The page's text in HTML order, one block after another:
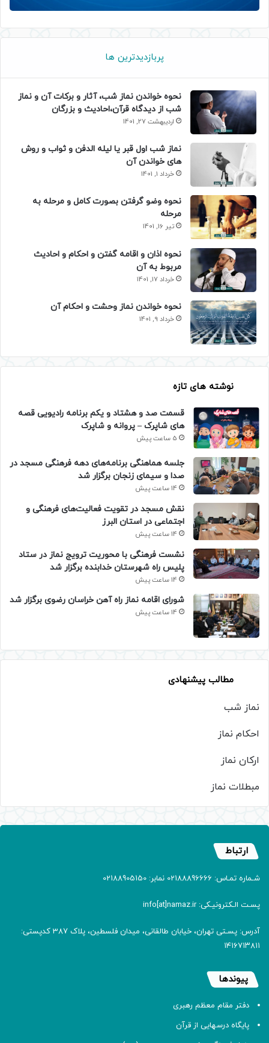
پربازدیدترین ها
نحوه خواندن نماز شب، آثار و برکات آن و نماز
شب از دیدگاه قرآن،احادیث و بزرگان
اردیبهشت 27, 1401
نماز شب اول قبر یا لیله الدفن و ثواب و روش
های خواندن آن
خرداد 1, 1401
نحوه وضو گرفتن بصورت کامل و مرحله به
مرحله
تیر 16, 1401
نحوه اذان و اقامه گفتن و احکام و احادیث
مربوط به آن
خرداد 17, 1401
نحوه خواندن نماز وحشت و احکام آن
خرداد 9, 1401
نوشته های تازه
قسمت صد و هشتاد و یکم برنامه رادیویی قصه
های شاپرک – پروانه و شاپرک
5 ساعت پیش
جلسه هماهنگی برنامه‌های دهه فرهنگی مسجد در
صدا و سیمای زنجان برگزار شد
14 ساعت پیش
نقش مسجد در تقویت فعالیت‌های فرهنگی و
اجتماعی در استان البرز
14 ساعت پیش
نشست فرهنگی با محوریت ترویج نماز در ستاد
پلیس راه شهرستان خدابنده برگزار شد
14 ساعت پیش
شورای اقامه نماز راه آهن خراسان رضوی برگزار شد
14 ساعت پیش
مطالب پیشنهادی
نماز شب
احکام نماز
ارکان نماز
مبطلات نماز
ارتباط
شـماره تمـاس: 02188896666 نمابر: 02188905150
پسـت الـکترونیـکی: info[at]namaz.ir
آدرس: پسـتی تهران، خیابان طالقانی، میدان فلسطین، پلاک 387 کدپستی:
۱۴۱۶۷۱۳۸۱۱
پیوندها
دفتر مقام معظم رهبری
پایگاه درسهایی از قرآن